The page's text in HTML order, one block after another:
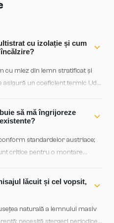
cu izolație și cum
cu miez din lemn stratificat și
asigură un coeficient termic Ud
semnificativ pierderile de
etanșarea triplă EPDM, care
să mă îngrijoreze
standardelor austriace;
critice pentru o montare
exact găura de zidărie
reale ale ușii — aceasta
ul pentru consultanță de
lăcuit și cel vopsit,
naturală a lemnului masiv
necesită ștergeri periodice